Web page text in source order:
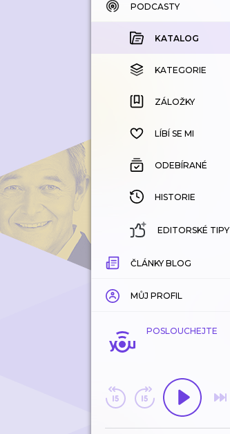
KATALOG
KOUPENÉ
KATEGORIE
ZÁLOŽKY
HISTORIE
PODCASTY
KATALOG
KATEGORIE
ZÁLOŽKY
LÍBÍ SE MI
ODEBÍRANÉ
HISTORIE
EDITORSKÉ TIPY
ČLÁNKY BLOG
MŮJ PROFIL
POSLOUCHEJTE